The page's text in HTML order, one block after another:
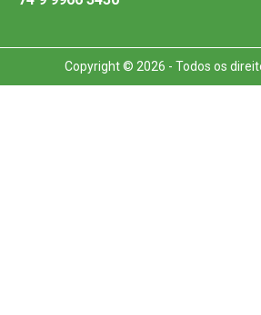
Copyright © 2026 - Todos os